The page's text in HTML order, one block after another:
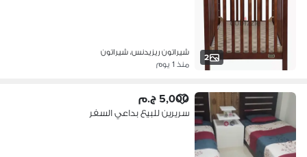
2
شيراتون ريزيدنس، شيراتون
منذ 1 يوم
5,000 ج.م
سريرين للبيع بداعي السفر